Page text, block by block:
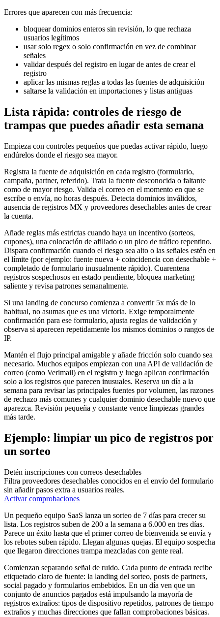
Errores que aparecen con más frecuencia:
bloquear dominios enteros sin revisión, lo que rechaza
usuarios legítimos
usar solo regex o solo confirmación en vez de combinar
señales
validar después del registro en lugar de antes de crear el
registro
aplicar las mismas reglas a todas las fuentes de adquisición
saltarse la validación en importaciones y listas antiguas
Lista rápida: controles de riesgo de
trampas que puedes añadir esta semana
Empieza con controles pequeños que puedas activar rápido, luego
endúrelos donde el riesgo sea mayor.
Registra la fuente de adquisición en cada registro (formulario,
campaña, partner, referido). Trata la fuente desconocida o faltante
como de mayor riesgo. Valida el correo en el momento en que se
escribe o envía, no horas después. Detecta dominios inválidos,
ausencia de registros MX y proveedores desechables antes de crear
la cuenta.
Añade reglas más estrictas cuando haya un incentivo (sorteos,
cupones), una colocación de afiliado o un pico de tráfico repentino.
Dispara confirmación cuando el riesgo sea alto o las señales estén en
el límite (por ejemplo: fuente nueva + coincidencia con desechable +
completado de formulario inusualmente rápido). Cuarentena
registros sospechosos en estado pendiente, bloquea marketing
saliente y revisa patrones semanalmente.
Si una landing de concurso comienza a convertir 5x más de lo
habitual, no asumas que es una victoria. Exige temporalmente
confirmación para ese formulario, ajusta reglas de validación y
observa si aparecen repetidamente los mismos dominios o rangos de
IP.
Mantén el flujo principal amigable y añade fricción solo cuando sea
necesario. Muchos equipos empiezan con una API de validación de
correo (como Verimail) en el registro y luego aplican confirmación
solo a los registros que parecen inusuales. Reserva un día a la
semana para revisar las principales fuentes por volumen, las razones
de rechazo más comunes y cualquier dominio desechable nuevo que
aparezca. Revisión pequeña y constante vence limpiezas grandes
más tarde.
Ejemplo: limpiar un pico de registros por
un sorteo
Detén inscripciones con correos desechables
Filtra proveedores desechables conocidos en el envío del formulario
sin añadir pasos extra a usuarios reales.
Activar comprobaciones
Un pequeño equipo SaaS lanza un sorteo de 7 días para crecer su
lista. Los registros suben de 200 a la semana a 6.000 en tres días.
Parece un éxito hasta que el primer correo de bienvenida se envía y
los rebotes suben rápido. Llegan algunas quejas. El equipo sospecha
que llegaron direcciones trampa mezcladas con gente real.
Comienzan separando señal de ruido. Cada punto de entrada recibe
etiquetado claro de fuente: la landing del sorteo, posts de partners,
social pagado y formularios embebidos. En un día ven que un
conjunto de anuncios pagados está impulsando la mayoría de
registros extraños: tipos de dispositivo repetidos, patrones de tiempo
extraños y muchas direcciones que fallan comprobaciones básicas.